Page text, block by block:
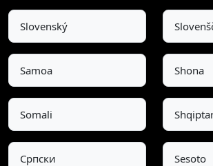
Slovenský
Samoa Shona
Somali
Српски Sesoto